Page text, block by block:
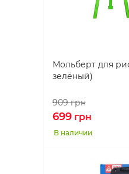
Мольберт для
зелёный)
909грн
699грн
В наличии